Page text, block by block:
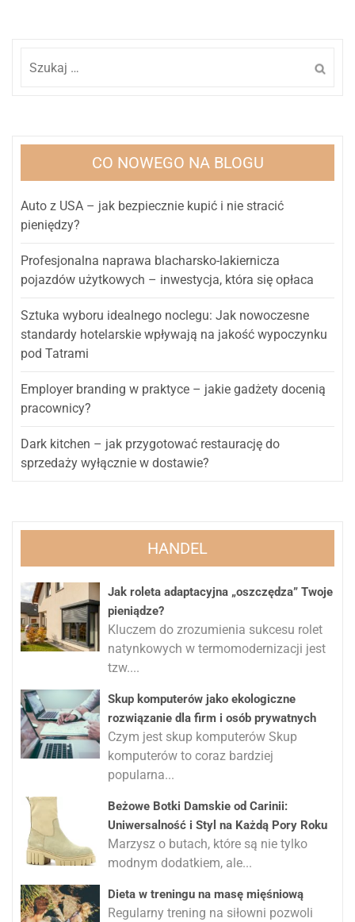
CO NOWEGO NA BLOGU
Auto z USA – jak bezpiecznie kupić i nie stracić
pieniędzy?
Profesjonalna naprawa blacharsko-lakiernicza
pojazdów użytkowych – inwestycja, która się opłaca
Sztuka wyboru idealnego noclegu: Jak nowoczesne
standardy hotelarskie wpływają na jakość wypoczynku
pod Tatrami
Employer branding w praktyce – jakie gadżety docenią
pracownicy?
Dark kitchen – jak przygotować restaurację do
sprzedaży wyłącznie w dostawie?
HANDEL
Jak roleta adaptacyjna „oszczędza” Twoje
pieniądze?
Kluczem do zrozumienia sukcesu rolet
natynkowych w termomodernizacji jest
tzw....
Skup komputerów jako ekologiczne
rozwiązanie dla firm i osób prywatnych
Czym jest skup komputerów Skup
komputerów to coraz bardziej
popularna...
Beżowe Botki Damskie od Carinii:
Uniwersalność i Styl na Każdą Pory Roku
Marzysz o butach, które są nie tylko
modnym dodatkiem, ale...
Dieta w treningu na masę mięśniową
Regularny trening na siłowni pozwoli